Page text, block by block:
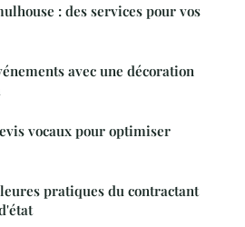
: des services pour vos
avec une décoration
vocaux pour optimiser
pratiques du contractant